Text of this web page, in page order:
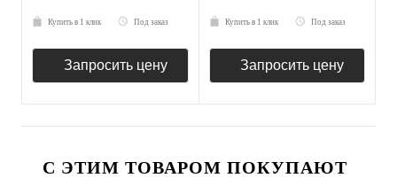
Купить в 1 клик Под заказ
Запросить цену
Купить в 1 клик Под заказ
Запросить цену
С ЭТИМ ТОВАРОМ ПОКУПАЮТ